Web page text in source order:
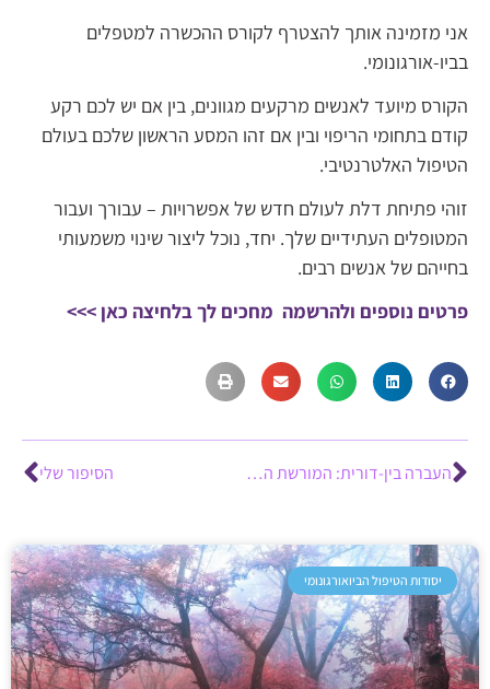
אני מזמינה אותך להצטרף לקורס ההכשרה למטפלים
בביו-אורגונומי.
הקורס מיועד לאנשים מרקעים מגוונים, בין אם יש לכם רקע
קודם בתחומי הריפוי ובין אם זהו המסע הראשון שלכם בעולם
הטיפול האלטרנטיבי.
זוהי פתיחת דלת לעולם חדש של אפשרויות – עבורך ועבור
המטופלים העתידיים שלך. יחד, נוכל ליצור שינוי משמעותי
בחייהם של אנשים רבים.
פרטים נוספים ולהרשמה מחכים לך בלחיצה כאן >>>
העברה בין-דורית: המורשת הרגשית שקיבלנו עוד לפני הנשימה הראשונה הסיפור שלי
יסודות הטיפול הביואורגונומי